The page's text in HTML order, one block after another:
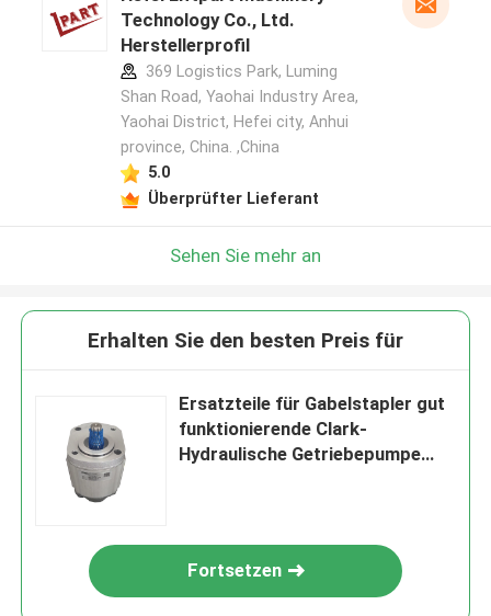
Technology Co., Ltd.
Herstellerprofil
369 Logistics Park, Luming
Shan Road, Yaohai Industry Area,
Yaohai District, Hefei city, Anhui
province, China. ,China
5.0
Überprüfter Lieferant
Sehen Sie mehr an
Erhalten Sie den besten Preis für
Ersatzteile für Gabelstapler gut
funktionierende Clark-
Hydraulische Getriebepumpe
Fortsetzen